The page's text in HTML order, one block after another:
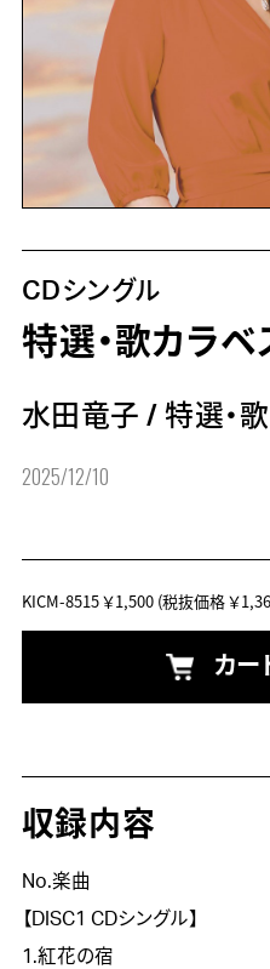
CDシングル
特選・歌カラ
水田竜子 /特選・
2025/12/10
KICM-8515￥1,500(税抜価格 ￥
カー
収録内容
No.楽曲
【DISC1 CDシングル】
1.紅花の宿